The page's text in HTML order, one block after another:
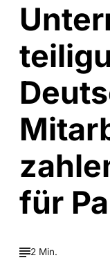
für
2 Min.